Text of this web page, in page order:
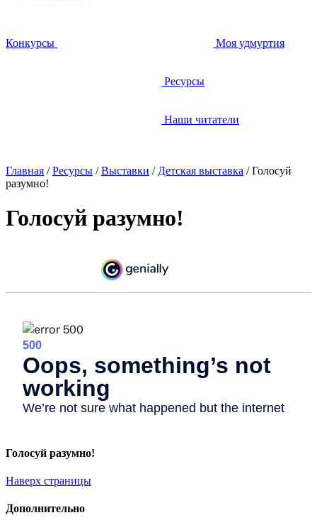
Конкурсы Моя удмуртия
Ресурсы
Наши читатели
Главная /Ресурсы /Выставки / Детская выставка /Голосуй
разумно!
Голосуй разумно!
Голосуй разумно!
Наверх страницы
Дополнительно